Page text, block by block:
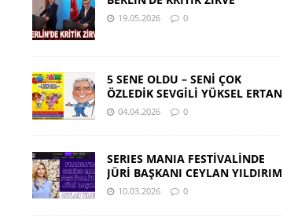
19.05.2026 0
5 SENE OLDU – SENİ ÇOK
ÖZLEDİK SEVGİLİ YÜKSEL ERTAN
04.04.2026 0
SERIES MANIA FESTİVALİNDE
JÜRİ BAŞKANI CEYLAN YILDIRIM
10.03.2026 0